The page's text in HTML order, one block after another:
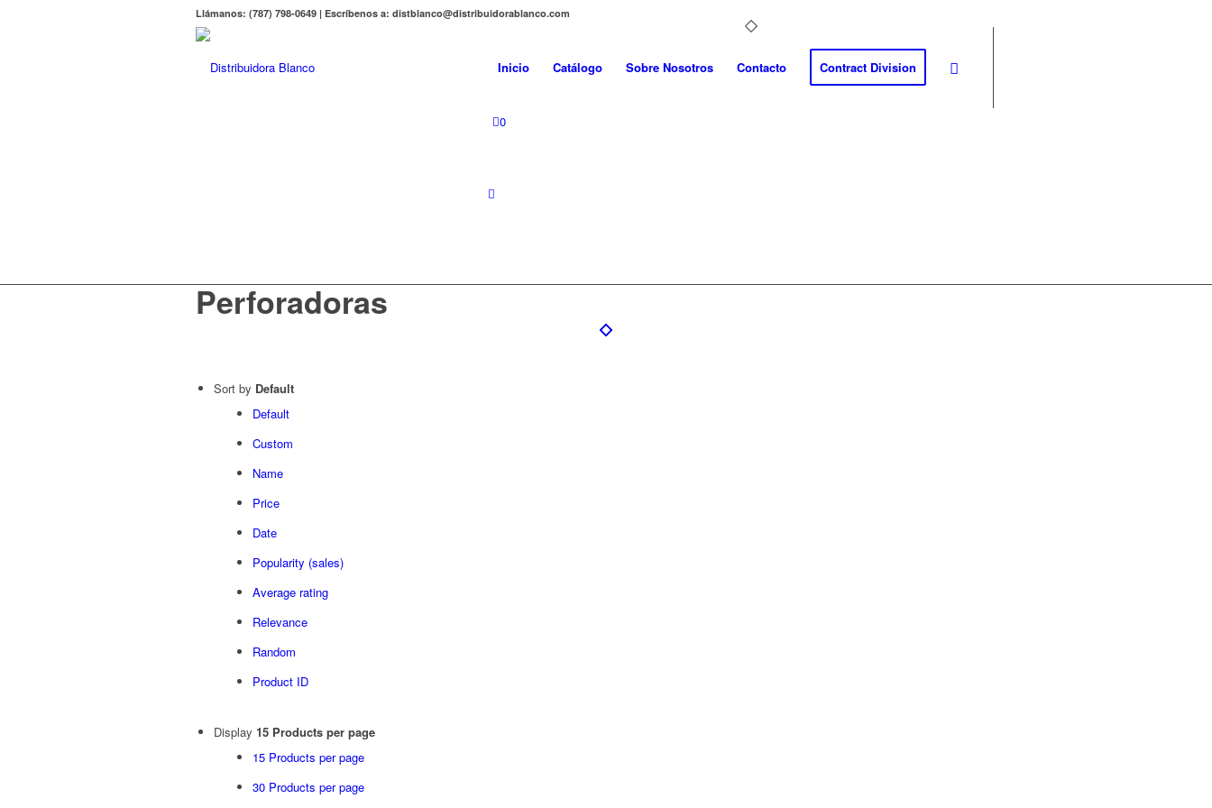
Llámanos: (787) 798-0649 | Escríbenos a: distblanco@distribuidorablanco.com
Inicio Catálogo Sobre Nosotros Contacto Contract Division
0
Perforadoras
Sort by Default
Default
Custom
Name
Price
Date
Popularity (sales)
Average rating
Relevance
Random
Product ID
Display 15 Products per page
15 Products per page
30 Products per page